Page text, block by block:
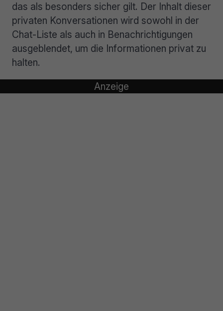
das als besonders sicher gilt. Der Inhalt dieser
privaten Konversationen wird sowohl in der
Chat-Liste als auch in Benachrichtigungen
ausgeblendet, um die Informationen privat zu
halten.